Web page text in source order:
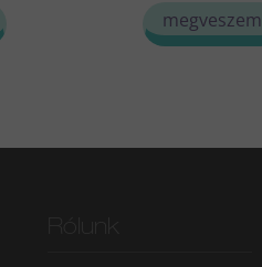
megveszem